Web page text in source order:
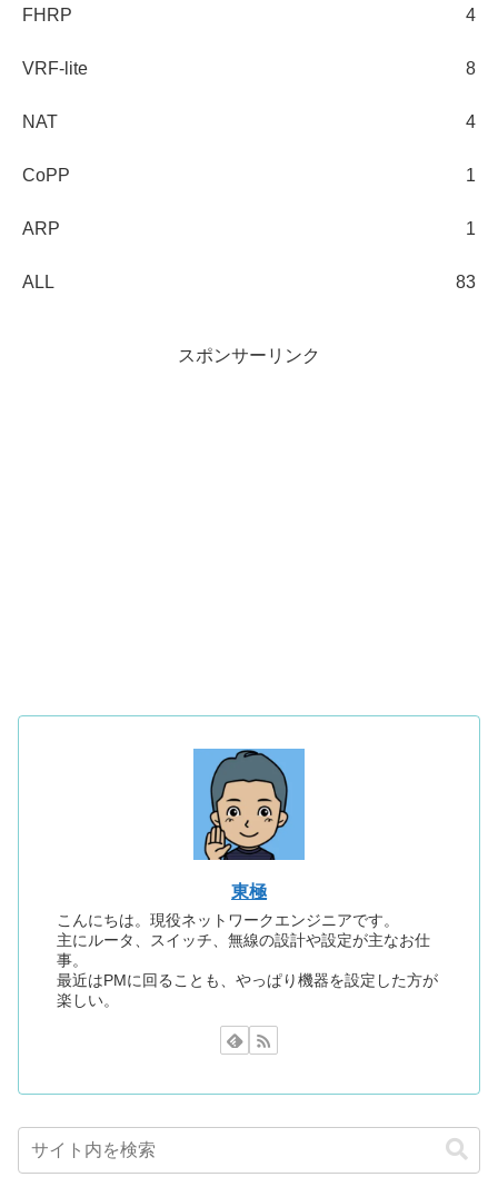
FHRP 4
VRF-lite 8
NAT 4
CoPP 1
ARP 1
ALL 83
スポンサーリンク
東極
こんにちは。現役ネットワークエンジニアです。
主にルータ、スイッチ、無線の設計や設定が主なお仕
事。
最近はPMに回ることも、やっぱり機器を設定した方が
楽しい。